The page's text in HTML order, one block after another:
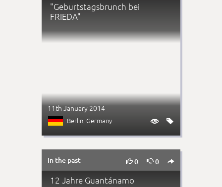
"Geburtstagsbrunch bei
FRIEDA"
11th January 2014
Berlin, Germany  
In the past 0 0 
12 Jahre Guantánamo